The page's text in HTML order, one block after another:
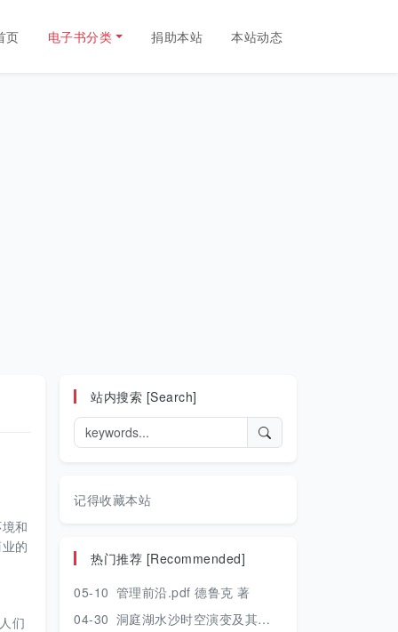
页 电子书分类 捐助本站 本站动态
和
的
们
站内搜索 [Search]
记得收藏本站
热门推荐 [Recommended]
05-10 管理前沿.pdf 德鲁克 著
04-30 洞庭湖水沙时空演变及其对水资源安全的影响研究.pdf 胡光伟 著 2017年版